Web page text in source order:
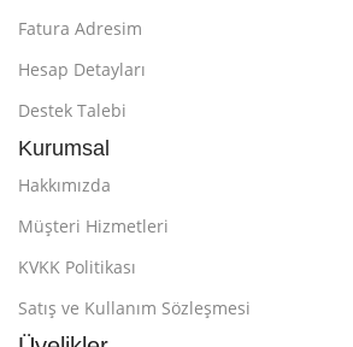
Fatura Adresim
Hesap Detayları
Destek Talebi
Kurumsal
Hakkımızda
Müşteri Hizmetleri
KVKK Politikası
Satış ve Kullanım Sözleşmesi